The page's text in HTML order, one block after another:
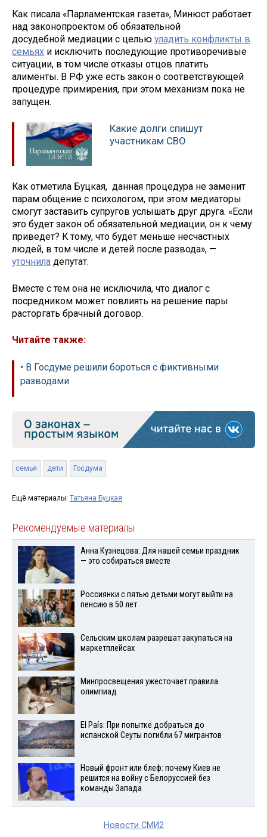
Как писала «Парламентская газета», Минюст работает
над законопроектом об обязательной
досудебной медиации с целью уладить конфликты в
семьях и исключить последующие противоречивые
ситуации, в том числе отказы отцов платить
алименты. В РФ уже есть закон о соответствующей
процедуре примирения, при этом механизм пока не
запущен.
Какие долги спишут
участникам СВО
Как отметила Буцкая, данная процедура не заменит
парам общение с психологом, при этом медиаторы
смогут заставить супругов услышать друг друга. «Если
это будет закон об обязательной медиации, он к чему
приведет? К тому, что будет меньше несчастных
людей, в том числе и детей после развода», —
уточнила депутат.
Вместе с тем она не исключила, что диалог с
посредником может повлиять на решение пары
расторгать брачный договор.
Читайте также:
• В Госдуме решили бороться с фиктивными
разводами
семья дети Госдума
Ещё материалы: Татьяна Буцкая
Рекомендуемые материалы
Анна Кузнецова: Для нашей семьи праздник
— это собираться вместе
Россиянки с пятью детьми могут выйти на
пенсию в 50 лет
Сельским школам разрешат закупаться на
маркетплейсах
Минпросвещения ужесточает правила
олимпиад
El País: При попытке добраться до
испанской Сеуты погибли 67 мигрантов
Новый фронт или блеф: почему Киев не
решится на войну с Белоруссией без
команды Запада
Новости СМИ2